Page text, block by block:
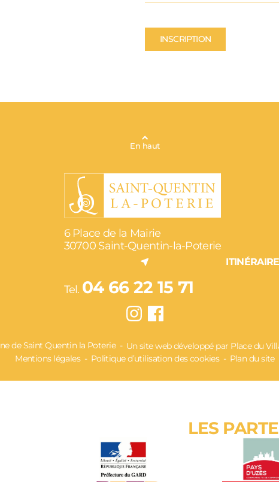
INSCRIPTION
En haut
6 Place de la Mairie
30700 Saint-Quentin-la-Poterie
ITINÉRAIRE
Tel. 04 66 22 15 71
de Saint Quentin la Poterie Un site web développé par Place du
Mentions légales
Politique d’utilisation des cookies Plan du site
LES